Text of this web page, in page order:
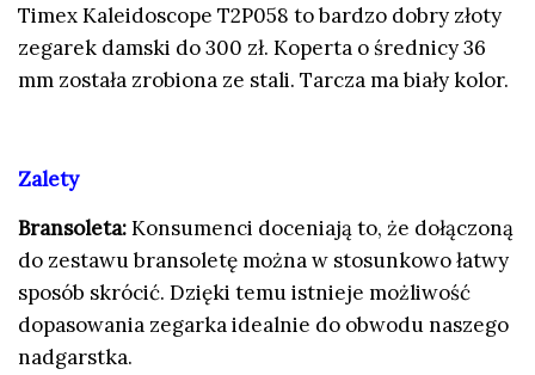
Timex Kaleidoscope T2P058 to bardzo dobry złoty
zegarek damski do 300 zł. Koperta o średnicy 36
mm została zrobiona ze stali. Tarcza ma biały kolor.
Zalety
Bransoleta:Konsumenci doceniają to, że dołączoną
do zestawu bransoletę można w stosunkowo łatwy
sposób skrócić. Dzięki temu istnieje możliwość
dopasowania zegarka idealnie do obwodu naszego
nadgarstka.